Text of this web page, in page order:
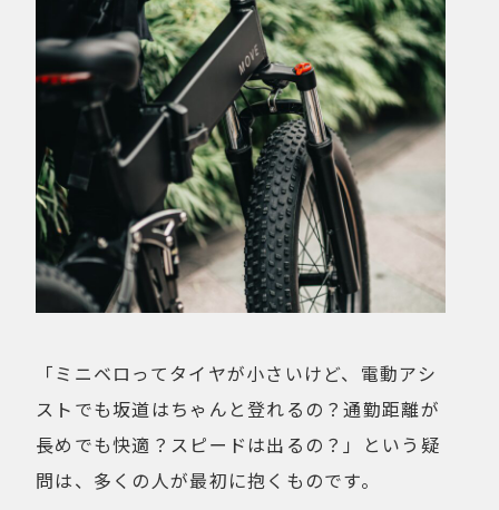
「ミニベロってタイヤが小さいけど、電動アシ
ストでも坂道はちゃんと登れるの？通勤距離が
長めでも快適？スピードは出るの？」という疑
問は、多くの人が最初に抱くものです。